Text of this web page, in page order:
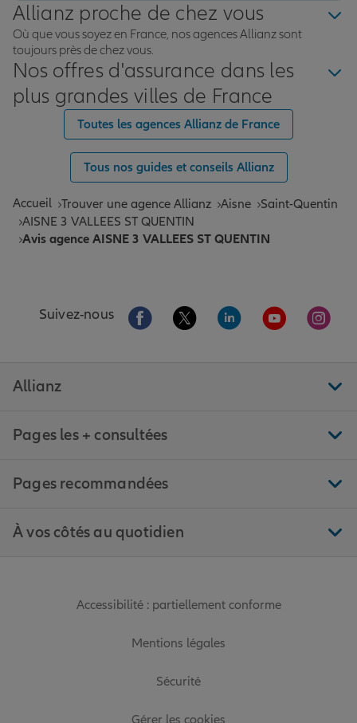
Allianz proche de chez vous
Où que vous soyez en France, nos agences Allianz sont
toujours près de chez vous.
Nos offres d'assurance dans les
plus grandes villes de France
Toutes les agences Allianz de France
Tous nos guides et conseils Allianz
Accueil Trouver une agence Allianz Aisne
Saint-Quentin
AISNE 3 VALLEES ST QUENTIN
Avis agence AISNE 3 VALLEES ST QUENTIN
Suivez-nous Aller sur la page Facebook de Allianz
Aller sur la page Twitter de
Aller sur la page
Aller sur la
Aller
Allianz
Pages les + consultées
Pages recommandées
À vos côtés au quotidien
Accessibilité : partiellement conforme
Mentions légales
Sécurité